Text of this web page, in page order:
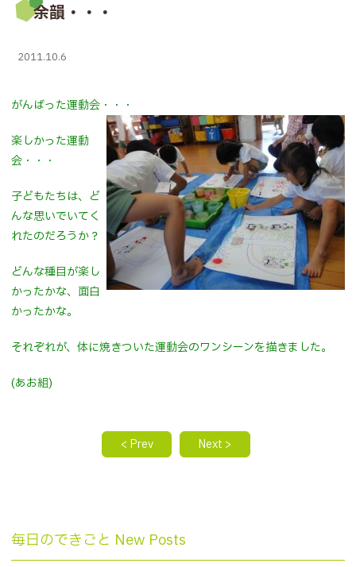
余韻・・・
2011.10.6
がんばった運動会・・・
楽しかった運動
会・・・
子どもたちは、ど
んな思いでいてく
れたのだろうか？
どんな種目が楽し
かったかな、面白
かったかな。
それぞれが、体に焼きついた運動会のワンシーンを描きました。
(あお組)
< Prev Next >
毎日のできごと New Posts